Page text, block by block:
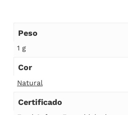
Peso
1 g
Cor
Natural
Certificado